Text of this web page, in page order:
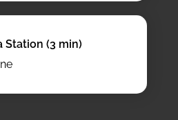
Station (3 min)